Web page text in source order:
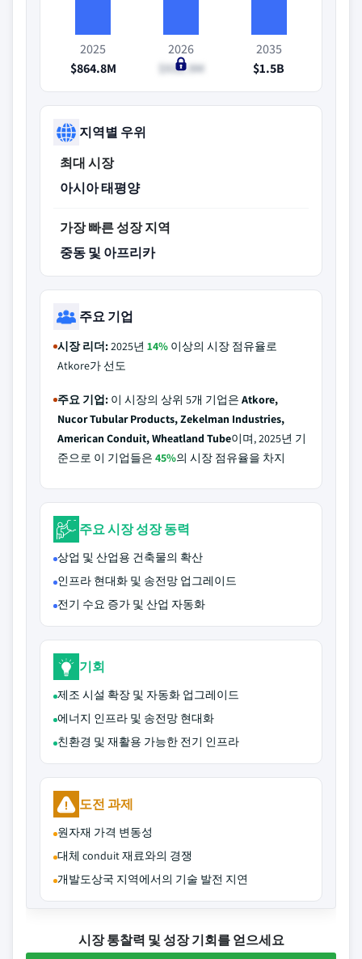
2025
$864.8M
2026
$932.9M
2035
$1.5B
지역별 우위
최대 시장
아시아 태평양
가장 빠른 성장 지역
중동 및 아프리카
주요 기업
시장 리더:2025년 14% 이상의 시장 점유율로
Atkore가 선도
주요 기업: 이 시장의 상위 5개 기업은 Atkore,
Nucor Tubular Products, Zekelman Industries,
American Conduit, Wheatland Tube이며, 2025년 기
준으로 이 기업들은 45%의 시장 점유율을 차지
주요 시장 성장 동력
상업 및 산업용 건축물의 확산
인프라 현대화 및 송전망 업그레이드
전기 수요 증가 및 산업 자동화
기회
제조 시설 확장 및 자동화 업그레이드
에너지 인프라 및 송전망 현대화
친환경 및 재활용 가능한 전기 인프라
도전 과제
원자재 가격 변동성
대체 conduit 재료와의 경쟁
개발도상국 지역에서의 기술 발전 지연
시장 통찰력 및 성장 기회를 얻으세요